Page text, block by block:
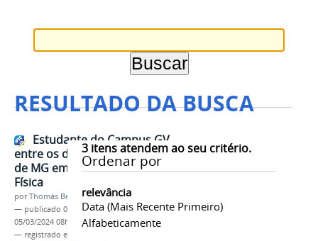
RESULTADO DA BUSCA
3itens atendem ao seu critério.
Ordenar por
relevância
Data (mais Recente Primeiro)
Alfabeticamente
Estudante do Campus GV
entre os dois únicos medalhistas
de MG em olimpíada nacional de
Física
porThomás Bertozzi de Oliveira e Sousa Leão
— publicado 05/02/2024 —última modificação
05/03/2024 08h19
— registrado em: